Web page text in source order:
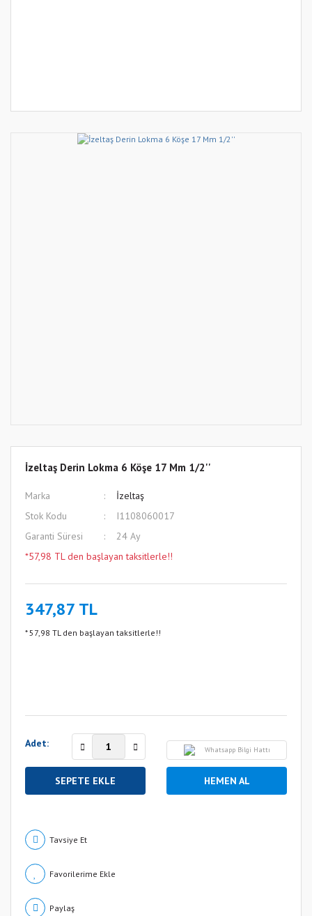
İzeltaş Derin Lokma 6 Köşe 17 Mm 1/2''
Marka
İzeltaş
Stok Kodu
I1108060017
Garanti Süresi
24 Ay
*57,98 TL den başlayan taksitlerle!!
347,87 TL
* 57,98 TL den başlayan taksitlerle!!
Adet:
Whatsapp Bilgi Hattı
SEPETE EKLE HEMEN AL
Tavsiye Et
Paylaş